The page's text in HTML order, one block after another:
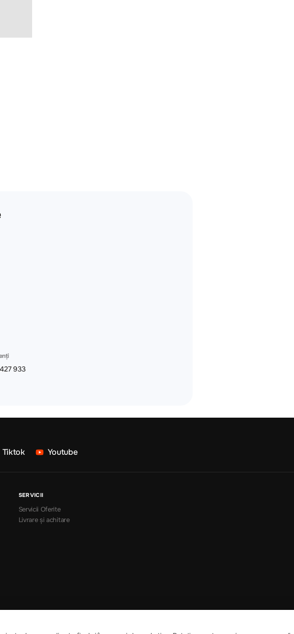
933
Tiktok Youtube
SERVICII
Servicii Oferite
Livrare și achitare